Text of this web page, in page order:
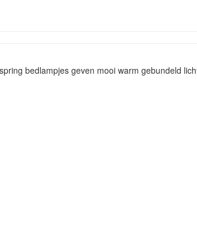
bedlampjes geven mooi warm gebundeld